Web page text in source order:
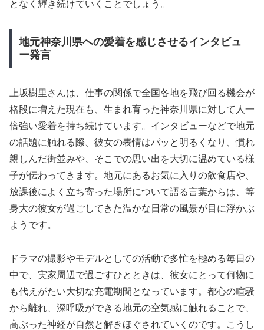
となく輝き続けていくことでしょう。
地元神奈川県への愛着を感じさせるインタビュ
ー発言
上坂樹里さんは、仕事の関係で全国各地を飛び回る機会が
格段に増えた現在も、生まれ育った神奈川県に対して人一
倍強い愛着を持ち続けています。インタビューなどで地元
の話題に触れる際、彼女の表情はパッと明るくなり、慣れ
親しんだ街並みや、そこでの思い出を大切に温めている様
子が伝わってきます。地元にあるお気に入りの飲食店や、
放課後によく立ち寄った場所について語る言葉からは、等
身大の彼女が過ごしてきた温かな日常の風景が目に浮かぶ
ようです。
ドラマの撮影やモデルとしての活動で多忙を極める毎日の
中で、実家周辺で過ごすひとときは、彼女にとって何物に
も代えがたい大切な充電期間となっています。都心の喧騒
から離れ、深呼吸ができる地元の空気感に触れることで、
高ぶった神経が自然と解きほぐされていくのです。こうし